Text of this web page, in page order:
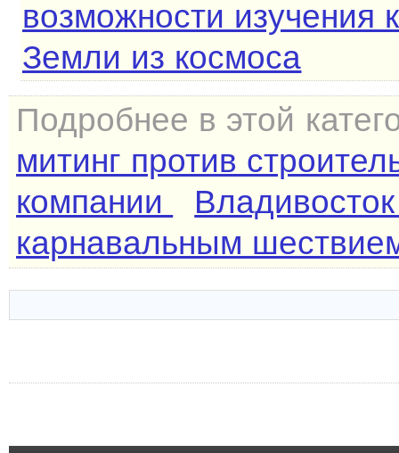
возможности изучения
Земли из космоса
Подробнее в этой
митинг против
компании
карнавальным